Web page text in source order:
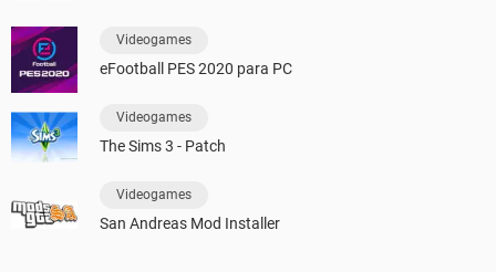
Videogames
eFootball PES 2020 para PC
Videogames
The Sims 3 - Patch
Videogames
San Andreas Mod Installer